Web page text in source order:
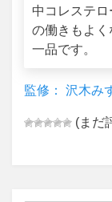
中コレステ
の働きもよ
一品です。
監修： 沢木み
(まだ